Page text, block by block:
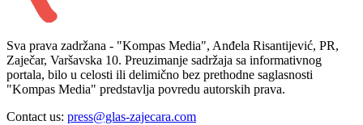
Sva prava zadržana - "Kompas Media", Anđela Risantijević, PR,
Zaječar, Varšavska 10. Preuzimanje sadržaja sa informativnog
portala, bilo u celosti ili delimično bez prethodne saglasnosti
"Kompas Media" predstavlja povredu autorskih prava.
Contact us: press@glas-zajecara.com